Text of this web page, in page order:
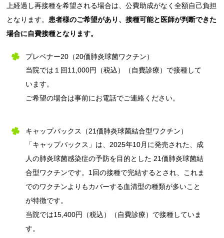
上経過し再接種を希望される場合は、公費助成がなく全額自己負担
となります。 患者様のご希望があり、接種可能と医師が判断できた
場合に自費接種となります。
プレベナー20（20価肺炎球菌ワクチン）
当院では１回11,000円（税込）（自費診療）で接種して
います。
ご希望の場合は事前にお電話でご連絡ください。
キャップバックス（21価肺炎球菌結合型ワクチン）
「キャップバックス」は、2025年10月に発売された、成
人の肺炎球菌感染症の予防を目的とした 21価肺炎球菌結
合型ワクチンです。1回の接種で完結するとされ、これま
でのワクチンよりもカバーする血清型の種類が多いこと
が特徴です。
当院では15,400円（税込）（自費診療）で接種していま
す。